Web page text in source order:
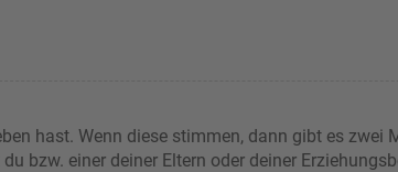
hast. Wenn diese stimmen, dann gibt es zwei
bzw. einer deiner Eltern oder deiner